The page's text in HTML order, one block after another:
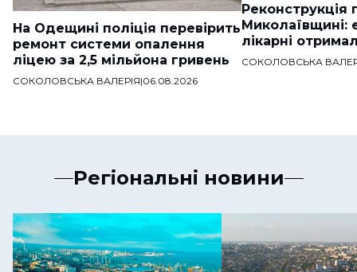
На Одещині поліція перевірить
ремонт системи опалення
ліцею за 2,5 мільйона гривень
СОКОЛОВСЬКА ВАЛЕРІЯ|06.08.2026
Реконструкція
Миколаївщині:
лікарні
СОКОЛОВСЬКА
Регіональні новини